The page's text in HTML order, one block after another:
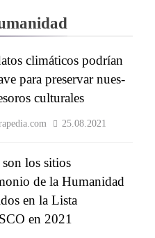
cli­má­ti­cos po­drían
para pre­ser­var nues­
cul­tu­ra­les
25.08.2021
son los sitios
de la Humanidad
en la Lista
en 2021